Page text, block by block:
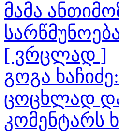
მამა
[ ვრცლად ]
გოგა
ცოცხლად
კომენტარს